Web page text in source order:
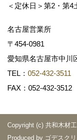
＜定休日＞第2・第
名古屋営業所
〒454-0981
愛知県名古屋市中川
TEL： 052-432-3511
FAX：052-432-3512
Copyright (c) 共和木材
Produced by ゴデスク